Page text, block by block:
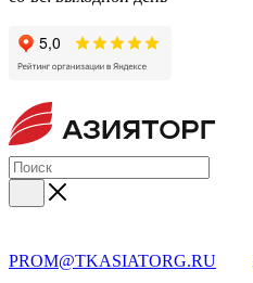
PROM@TKASIATORG.RU